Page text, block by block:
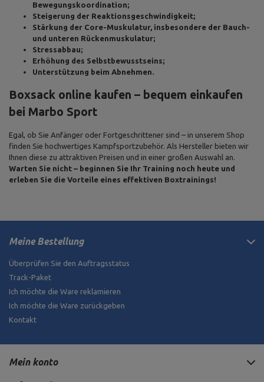
Bewegungskoordination;
Steigerung der Reaktionsgeschwindigkeit;
Stärkung der Core-Muskulatur, insbesondere der Bauch-
und unteren Rückenmuskulatur;
Stressabbau;
Erhöhung des Selbstbewusstseins;
Unterstützung beim Abnehmen.
Boxsack online kaufen – bequem einkaufen
bei Marbo Sport
Egal, ob Sie Anfänger oder Fortgeschrittener sind – in unserem Shop
finden Sie hochwertiges Kampfsportzubehör. Als Hersteller bieten wir
Ihnen diese zu attraktiven Preisen und in einer großen Auswahl an.
Warten Sie nicht – beginnen Sie Ihr Training noch heute und
erleben Sie die Vorteile eines effektiven Boxtrainings!
Meine Bestellung
Überprüfen Sie den Auftragsstatus
Track-Paket
Ich möchte die Ware reklamieren
Ich möchte die Ware zurückgeben
Kontakt
Mein konto